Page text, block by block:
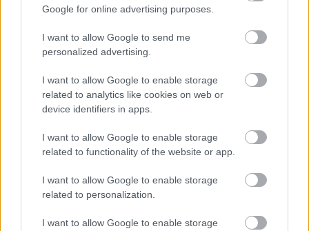
Google for online advertising purposes.
I want to allow Google to send me
personalized advertising.
I want to allow Google to enable storage
related to analytics like cookies on web or
device identifiers in apps.
I want to allow Google to enable storage
related to functionality of the website or app.
I want to allow Google to enable storage
related to personalization.
I want to allow Google to enable storage
Ami tetszett
hibátlan Little Nightmares atmoszféra
nagyszerű képi világ
Ami nem tetszett